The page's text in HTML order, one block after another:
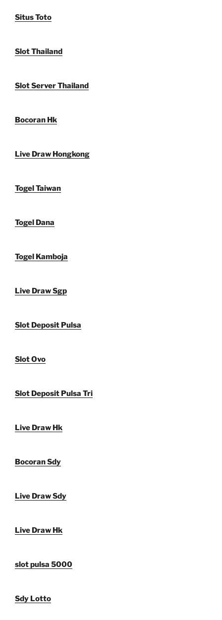
Situs Toto
Slot Thailand
Slot Server Thailand
Bocoran Hk
Live Draw Hongkong
Togel Taiwan
Togel Dana
Togel Kamboja
Live Draw Sgp
Slot Deposit Pulsa
Slot Ovo
Slot Deposit Pulsa Tri
Live Draw Hk
Bocoran Sdy
Live Draw Sdy
Live Draw Hk
slot pulsa 5000
Sdy Lotto